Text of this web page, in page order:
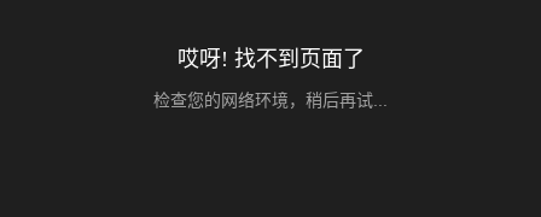
哎呀! 找不到页面了
检查您的网络环境，稍后再试...